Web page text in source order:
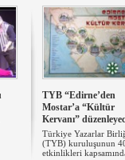
TYB “Edirne’den
Mostar’a “Kültür
Kervanı”
Türkiye Yazarlar
(TYB) kuruluşunun
etkinlikleri